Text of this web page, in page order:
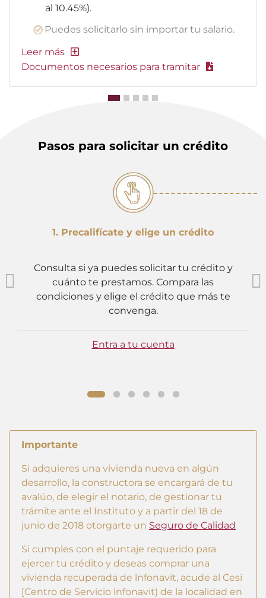
al 10.45%).
Puedes solicitarlo sin importar tu salario.
Documentos necesarios para tramitar
Pasos para solicitar un crédito
1. Precalifícate y elige un crédito
Consulta si ya puedes solicitar tu crédito y
cuánto te prestamos. Compara las
condiciones y elige el crédito que más te
convenga.
Entra a tu cuenta
Importante
Si adquieres una vivienda nueva en algún
desarrollo, la constructora se encargará de tu
avalúo, de elegir el notario, de gestionar tu
trámite ante el Instituto y a partir del 18 de
junio de 2018 otorgarte un Seguro de Calidad
Si cumples con el puntaje requerido para
ejercer tu crédito y deseas comprar una
vivienda recuperada de lnfonavit, acude al Cesi
[Centro de Servicio lnfonavit) de la localidad en